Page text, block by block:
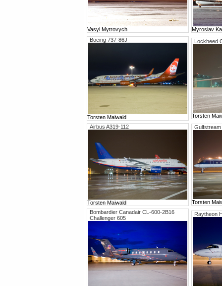
Vasyl Mytrovych
Myroslav
Boeing 737-86J
Torsten Maiwald
Lockheed
Torsten
Airbus A319-112
Torsten Maiwald
Torsten
Bombardier Canadair CL-600-2B16
Challenger 605
Raytheon